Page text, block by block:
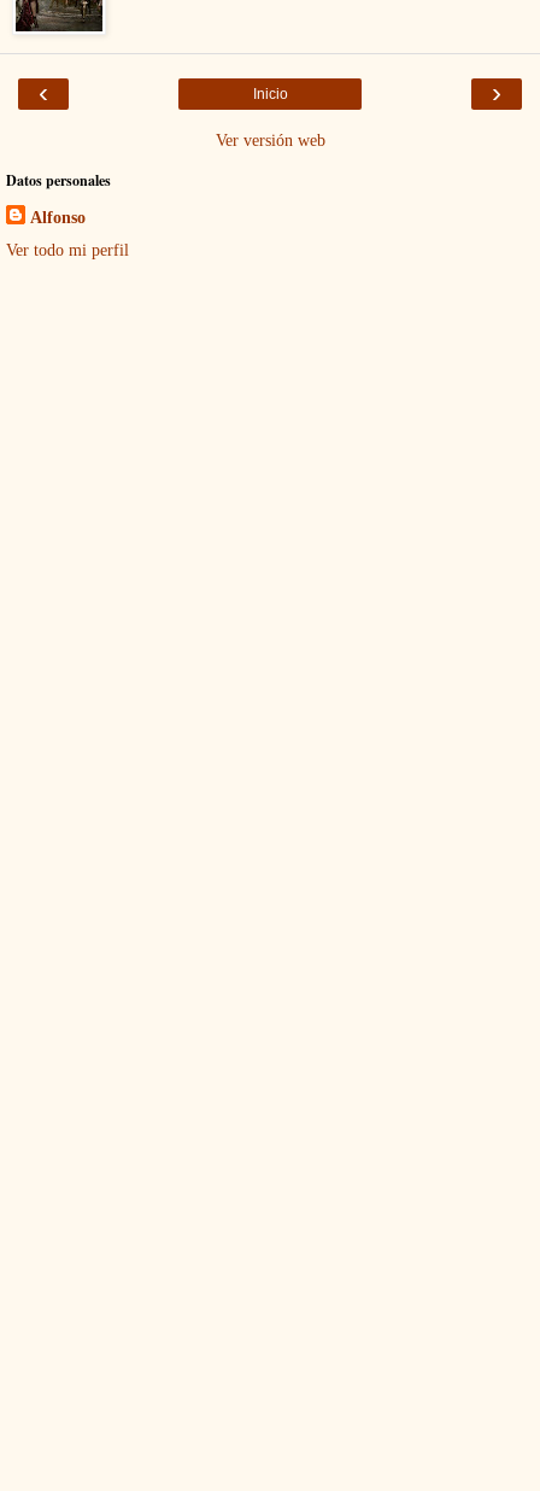
‹ ›
Inicio
Ver versión web
Datos personales
Alfonso
Ver todo mi perfil